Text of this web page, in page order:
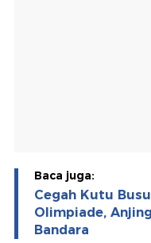
Baca juga:
Cegah Kutu
Olimpiade,
Bandara